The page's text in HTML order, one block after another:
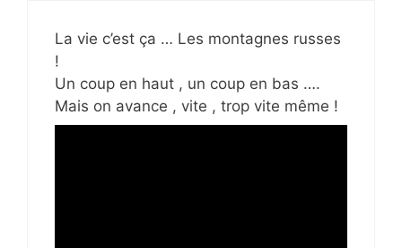
La vie c’est ça … Les montagnes russes
!
Un coup en haut , un coup en bas ….
Mais on avance , vite , trop vite même !